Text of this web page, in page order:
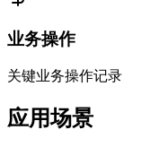
业务操作
关键业务操作记录
应用场景